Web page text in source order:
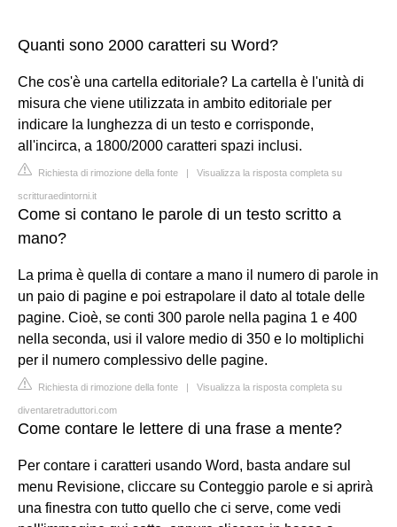
Quanti sono 2000 caratteri su Word?
Che cos'è una cartella editoriale? La cartella è l'unità di
misura che viene utilizzata in ambito editoriale per
indicare la lunghezza di un testo e corrisponde,
all'incirca, a 1800/2000 caratteri spazi inclusi.
Richiesta di rimozione della fonte | Visualizza la risposta completa su
scritturaedintorni.it
Come si contano le parole di un testo scritto a
mano?
La prima è quella di contare a mano il numero di parole in
un paio di pagine e poi estrapolare il dato al totale delle
pagine. Cioè, se conti 300 parole nella pagina 1 e 400
nella seconda, usi il valore medio di 350 e lo moltiplichi
per il numero complessivo delle pagine.
Richiesta di rimozione della fonte | Visualizza la risposta completa su
diventaretraduttori.com
Come contare le lettere di una frase a mente?
Per contare i caratteri usando Word, basta andare sul
menu Revisione, cliccare su Conteggio parole e si aprirà
una finestra con tutto quello che ci serve, come vedi